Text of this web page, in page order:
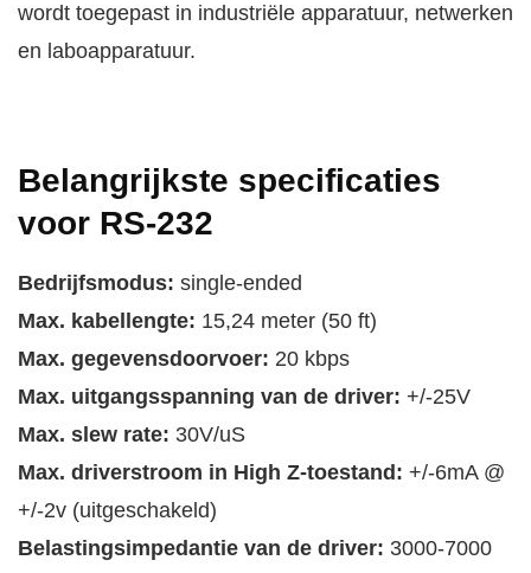
wordt toegepast in industriële apparatuur, netwerken
en laboapparatuur.
Belangrijkste specificaties
voor RS-232
Bedrijfsmodus: single-ended
Max. kabellengte: 15,24 meter (50 ft)
Max. gegevensdoorvoer: 20 kbps
Max. uitgangsspanning van de driver: +/-25V
Max. slew rate: 30V/uS
Max. driverstroom in High Z-toestand: +/-6mA @
+/-2v (uitgeschakeld)
Belastingsimpedantie van de driver: 3000-7000